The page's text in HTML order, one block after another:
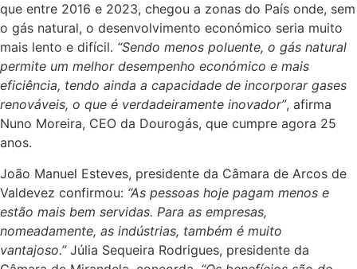
que entre 2016 e 2023, chegou a zonas do País onde, sem
o gás natural, o desenvolvimento económico seria muito
mais lento e difícil. “Sendo menos poluente, o gás natural
permite um melhor desempenho económico e mais
eficiência, tendo ainda a capacidade de incorporar gases
renováveis, o que é verdadeiramente inovador”, afirma
Nuno Moreira, CEO da Dourogás, que cumpre agora 25
anos.
João Manuel Esteves, presidente da Câmara de Arcos de
Valdevez confirmou: “As pessoas hoje pagam menos e
estão mais bem servidas. Para as empresas,
nomeadamente, as indústrias, também é muito
vantajoso.”Júlia Sequeira Rodrigues, presidente da